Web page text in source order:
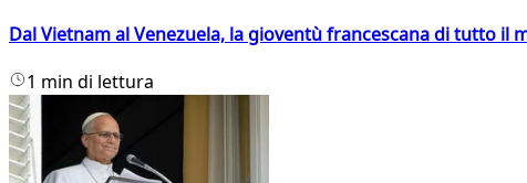
Dal Vietnam al Venezuela, la gioventù francescana di tutto il
1 min di lettura